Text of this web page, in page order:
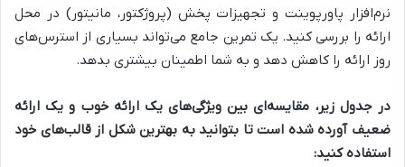
نرم‌افزار پاورپوینت و تجهیزات پخش (پروژکتور، مانیتور) در محل
ارائه را بررسی کنید. یک تمرین جامع می‌تواند بسیاری از استرس‌های
روز ارائه را کاهش دهد و به شما اطمینان بیشتری بدهد.
در جدول زیر، مقایسه‌ای بین ویژگی‌های یک ارائه خوب و یک ارائه
ضعیف آورده شده است تا بتوانید به بهترین شکل از قالب‌های خود
استفاده کنید: